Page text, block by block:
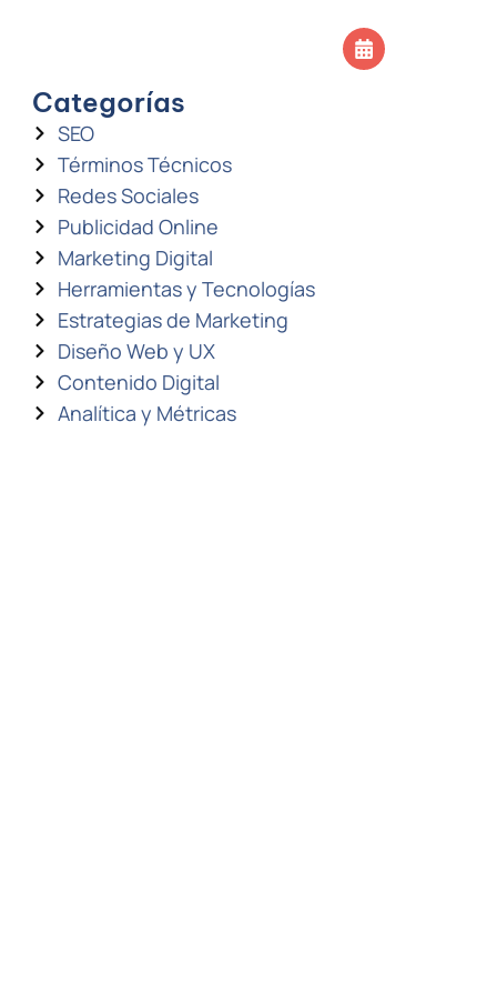
Categorías
SEO
Términos Técnicos
Redes Sociales
Publicidad Online
Marketing Digital
Herramientas y Tecnologías
Estrategias de Marketing
Diseño Web y UX
Contenido Digital
Analítica y Métricas